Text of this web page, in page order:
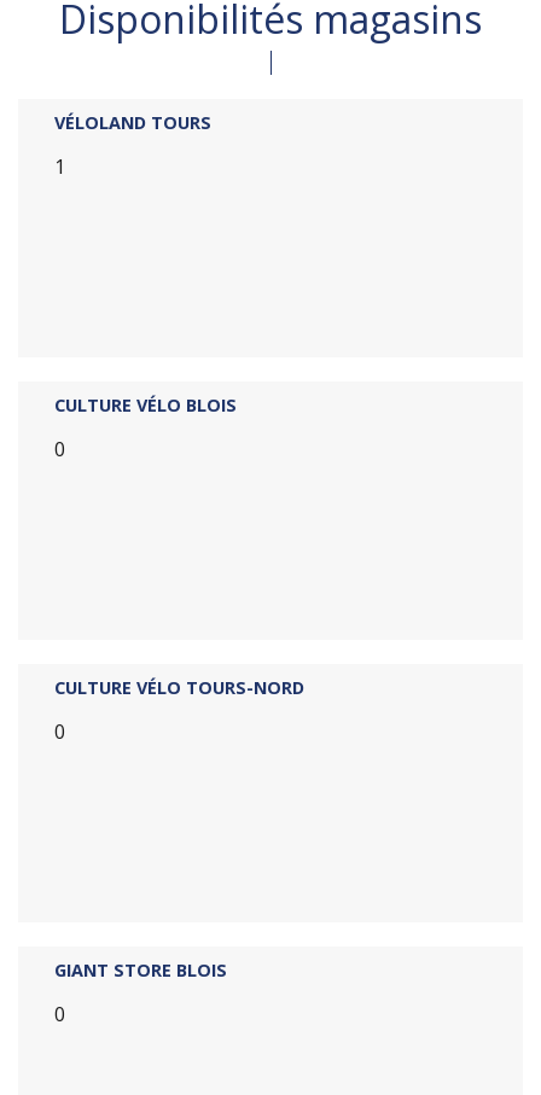
Disponibilités magasins
VÉLOLAND TOURS
1
CULTURE VÉLO BLOIS
0
CULTURE VÉLO TOURS-NORD
0
GIANT STORE BLOIS
0